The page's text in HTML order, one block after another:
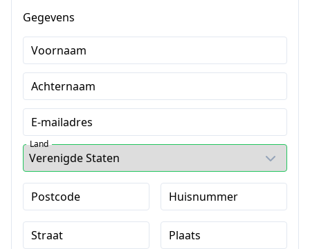
Gegevens
Voornaam
Achternaam
E-mailadres
Land
Postcode Huisnummer
Straat Plaats